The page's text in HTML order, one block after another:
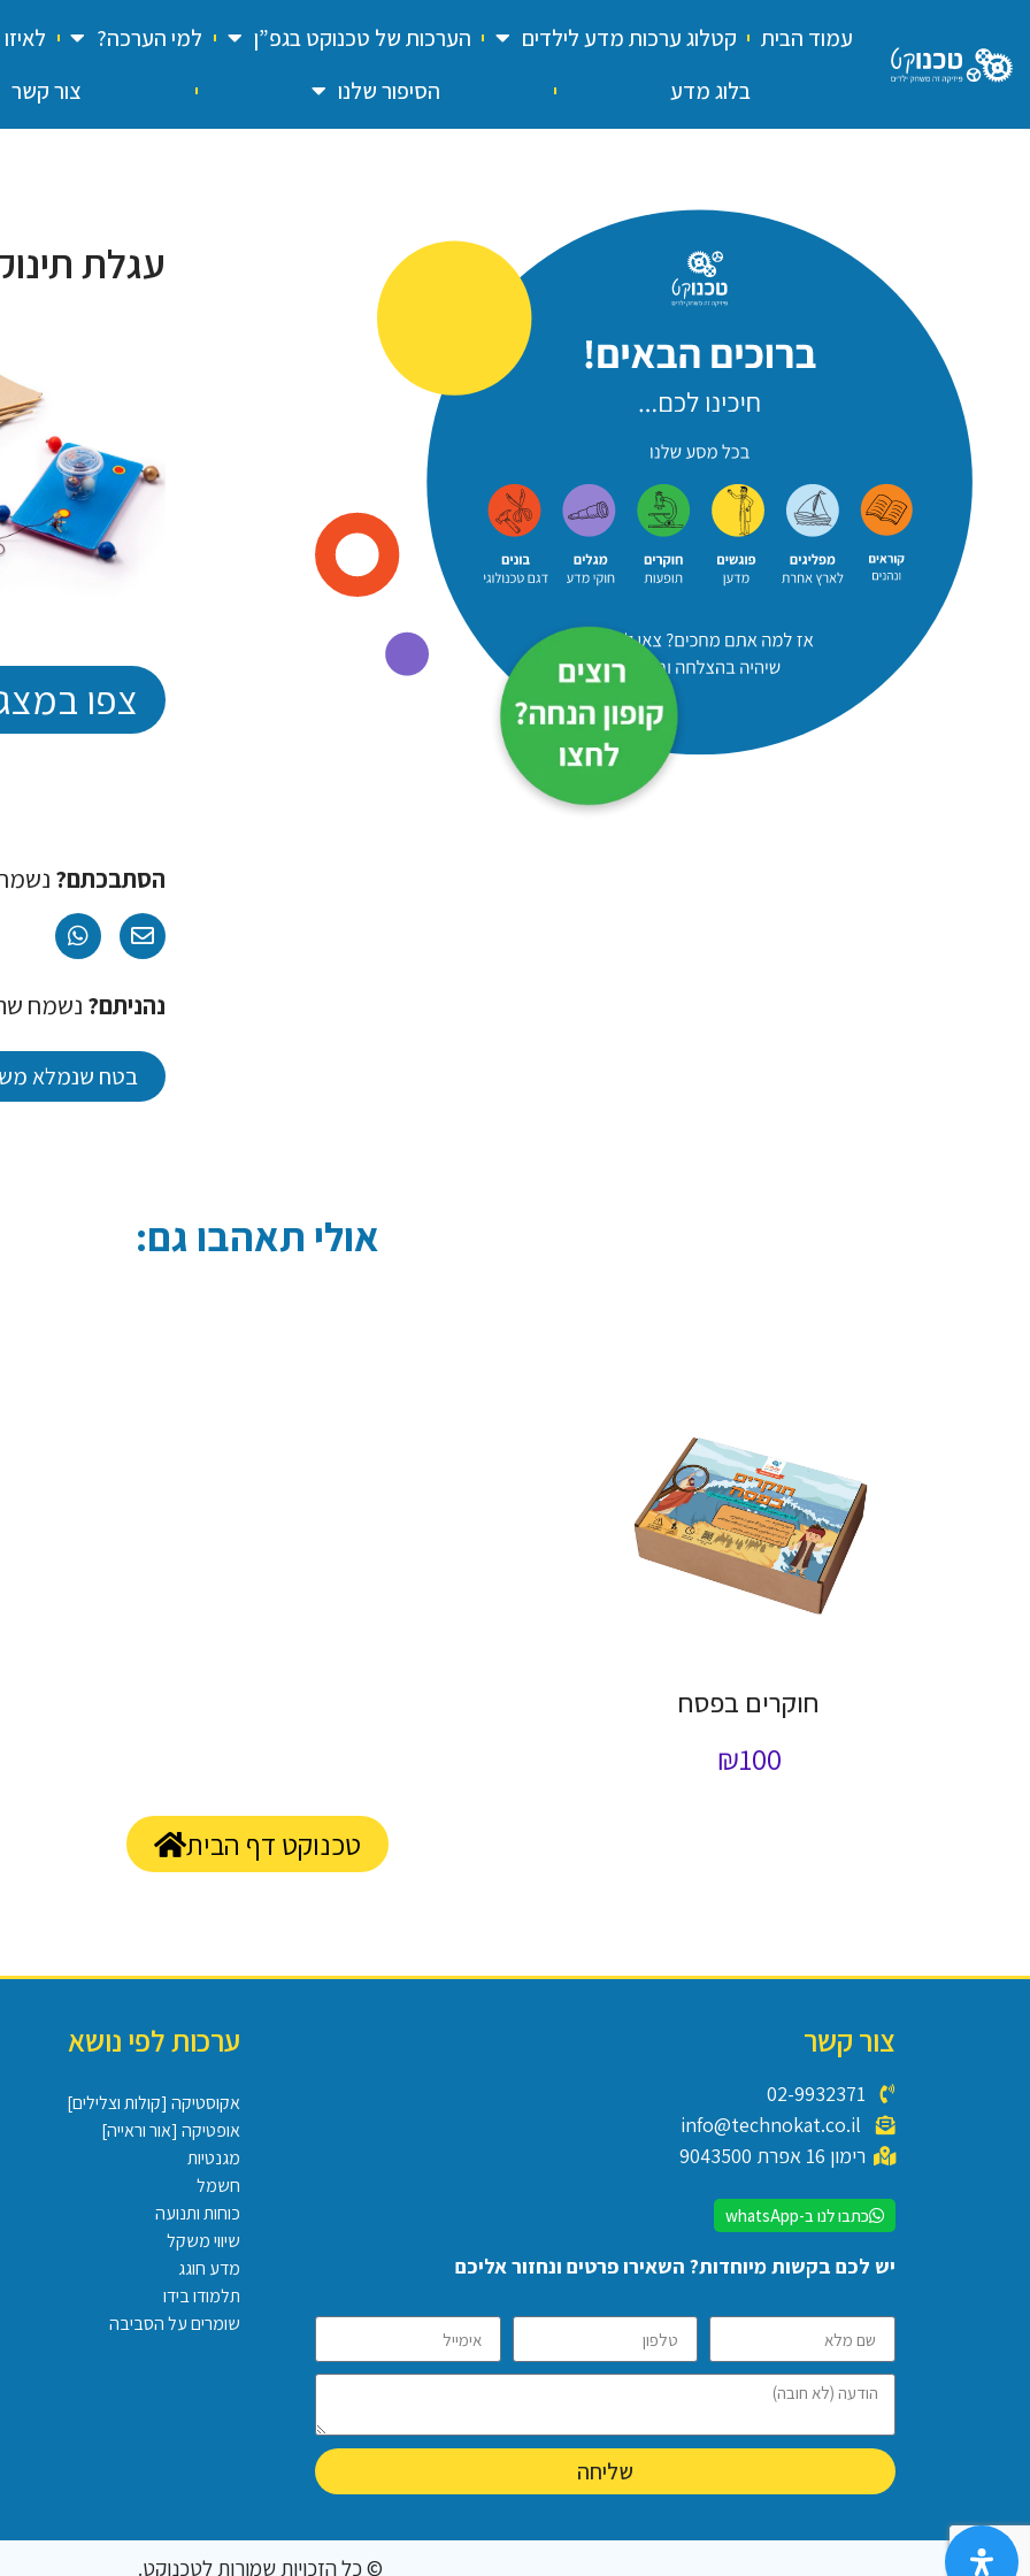
עמוד הבית קטלוג ערכות מדע לילדים הערכות של טכנוקט בגפ”ן למי הערכה?
בלוג מדע
הסיפור שלנו צור קשר
עגלת
צפו
הסתבכתם?
נהניתם? נשמח
בטח שנמלא
אולי תאהבו גם:
חוקרים בפסח
₪100
טכנוקט דף הבית
צור קשר
02-9932371
רימון 16 אפרת 9043500
כתבו לנו ב-whatsApp
יש לכם בקשות מיוחדות? השאירו פרטים ונחזור אליכם
שליחה
ערכות לפי נושא
אקוסטיקה [קולות וצלילים]
אופטיקה [אור וראייה]
מגנטיות
חשמל
כוחות ותנועה
שיווי משקל
מדע חוגג
תלמודו בידו
שומרים על הסביבה
© כל הזכויות שמורות לטכנוקט.